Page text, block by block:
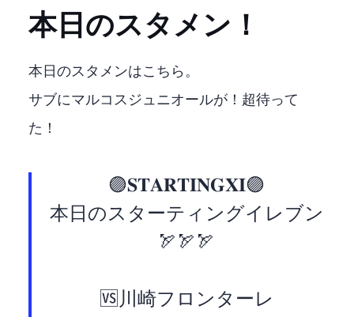
本日のスタメン！
本日のスタメンはこちら。
サブにマルコスジュニオールが！超待って
た！
🟣𝐒𝐓𝐀𝐑𝐓𝐈𝐍𝐆 𝐗𝐈🟣
本日のスターティングイレブン
🏹🏹🏹
🆚川崎フロンターレ